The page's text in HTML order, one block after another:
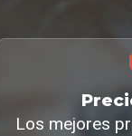
Los mejores